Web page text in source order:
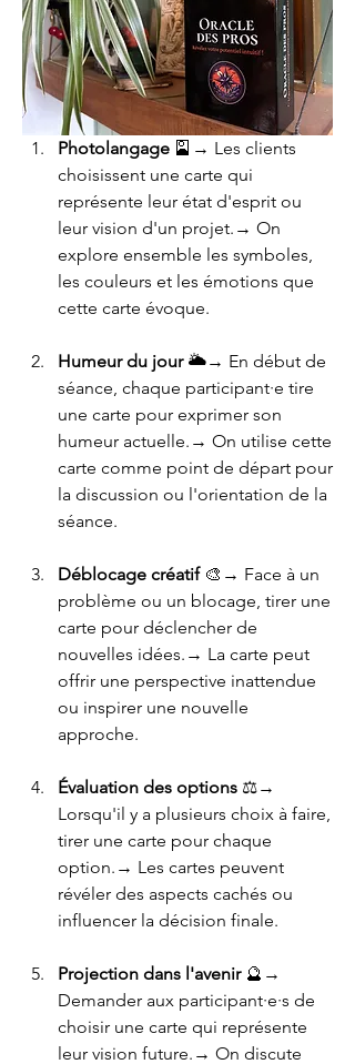
Photolangage 🎴→ Les clients
choisissent une carte qui
représente leur état d'esprit ou
leur vision d'un projet.→ On
explore ensemble les symboles,
les couleurs et les émotions que
cette carte évoque.
Humeur du jour 🌥️→ En début de
séance, chaque participant·e tire
une carte pour exprimer son
humeur actuelle.→ On utilise cette
carte comme point de départ pour
la discussion ou l'orientation de la
séance.
Déblocage créatif 🎨→ Face à un
problème ou un blocage, tirer une
carte pour déclencher de
nouvelles idées.→ La carte peut
offrir une perspective inattendue
ou inspirer une nouvelle
approche.
Évaluation des options ⚖️→
Lorsqu'il y a plusieurs choix à faire,
tirer une carte pour chaque
option.→ Les cartes peuvent
révéler des aspects cachés ou
influencer la décision finale.
Projection dans l'avenir 🔮→
Demander aux participant·e·s de
choisir une carte qui représente
leur vision future.→ On discute